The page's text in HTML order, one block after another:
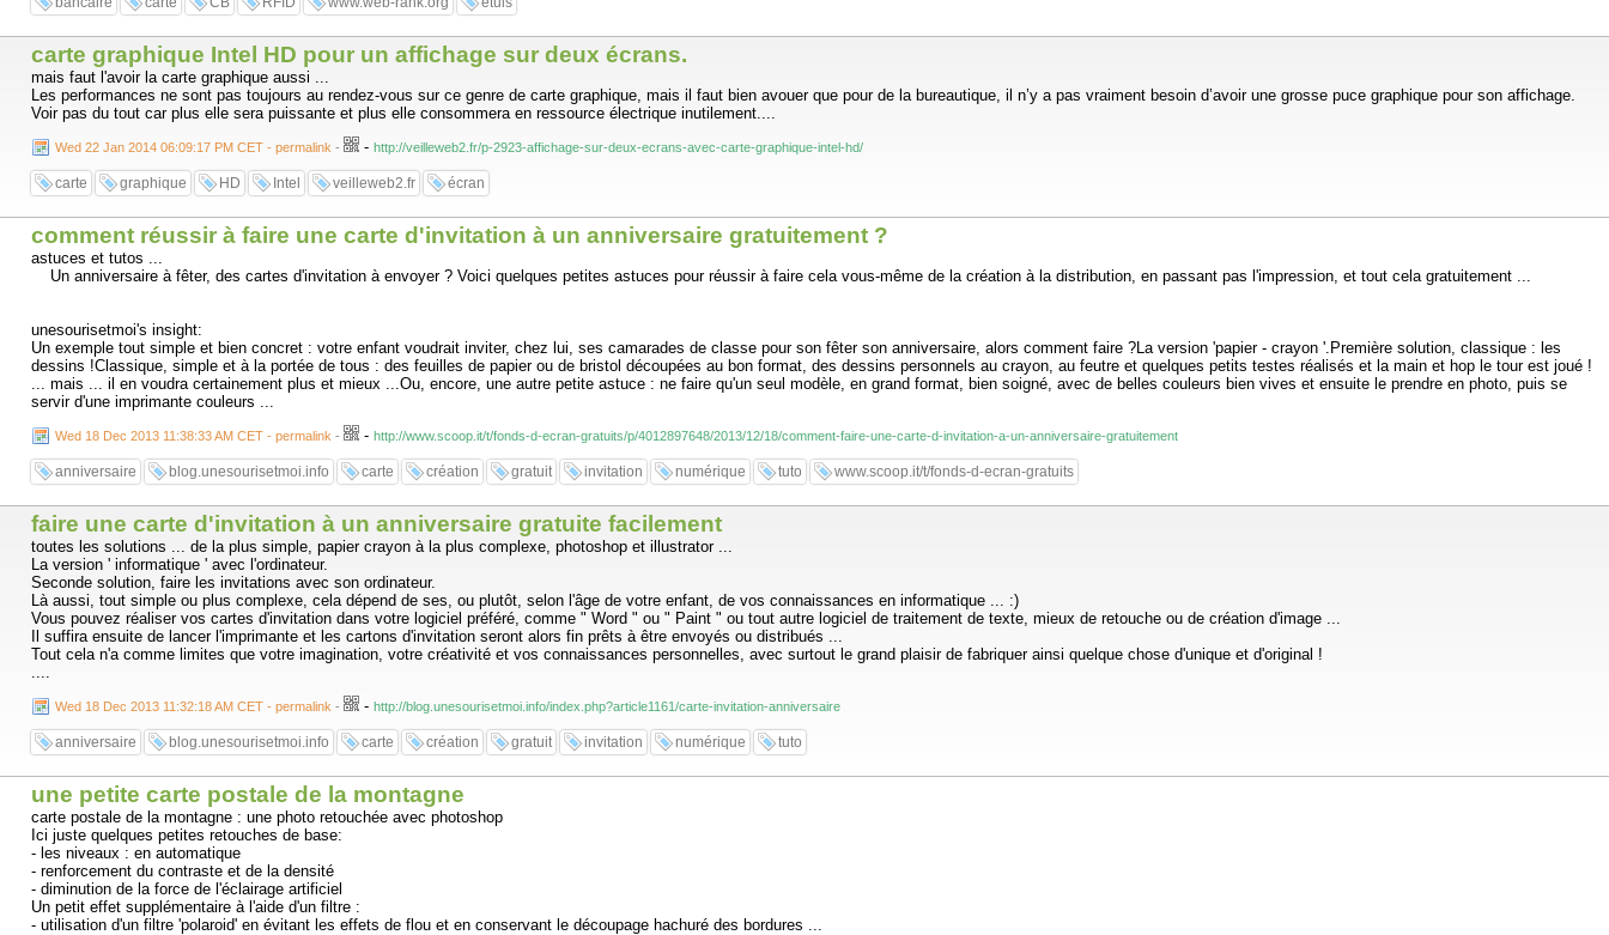
carte graphique Intel HD pour un affichage sur deux écrans.
mais faut l'avoir la carte graphique aussi ...
Les performances ne sont pas toujours au rendez-vous sur ce genre de carte graphique, mais il faut bien avouer que pour de la bureautique, il n’y a pas vraiment besoin d’avoir une grosse puce graphique pour son affichage.
Voir pas du tout car plus elle sera puissante et plus elle consommera en ressource électrique inutilement....
Wed 22 Jan 2014 06:09:17 PM CET - permalink - - http://veilleweb2.fr/p-2923-affichage-sur-deux-ecrans-avec-carte-graphique-intel-hd/
carte graphique HD Intel veilleweb2.fr écran
comment réussir à faire une carte d'invitation à un anniversaire gratuitement ?
astuces et tutos ...
Un anniversaire à fêter, des cartes d'invitation à envoyer ? Voici quelques petites astuces pour réussir à faire cela vous-même de la création à la distribution, en passant pas l'impression, et tout cela gratuitement ...
unesourisetmoi's insight:
Un exemple tout simple et bien concret : votre enfant voudrait inviter, chez lui, ses camarades de classe pour son fêter son anniversaire, alors comment faire ?La version 'papier - crayon '.Première solution, classique : les
dessins !Classique, simple et à la portée de tous : des feuilles de papier ou de bristol découpées au bon format, des dessins personnels au crayon, au feutre et quelques petits testes réalisés et la main et hop le tour est joué !
... mais ... il en voudra certainement plus et mieux ...Ou, encore, une autre petite astuce : ne faire qu'un seul modèle, en grand format, bien soigné, avec de belles couleurs bien vives et ensuite le prendre en photo, puis se
servir d'une imprimante couleurs ...
Wed 18 Dec 2013 11:38:33 AM CET - permalink - - http://www.scoop.it/t/fonds-d-ecran-gratuits/p/4012897648/2013/12/18/comment-faire-une-carte-d-invitation-a-un-anniversaire-gratuitement
anniversaire blog.unesourisetmoi.info carte création gratuit invitation numérique tuto www.scoop.it/t/fonds-d-ecran-gratuits
faire une carte d'invitation à un anniversaire gratuite facilement
toutes les solutions ... de la plus simple, papier crayon à la plus complexe, photoshop et illustrator ...
La version ' informatique ' avec l'ordinateur.
Seconde solution, faire les invitations avec son ordinateur.
Là aussi, tout simple ou plus complexe, cela dépend de ses, ou plutôt, selon l'âge de votre enfant, de vos connaissances en informatique ... :)
Vous pouvez réaliser vos cartes d'invitation dans votre logiciel préféré, comme " Word " ou " Paint " ou tout autre logiciel de traitement de texte, mieux de retouche ou de création d'image ...
Il suffira ensuite de lancer l'imprimante et les cartons d'invitation seront alors fin prêts à être envoyés ou distribués ...
Tout cela n'a comme limites que votre imagination, votre créativité et vos connaissances personnelles, avec surtout le grand plaisir de fabriquer ainsi quelque chose d'unique et d'original !
....
Wed 18 Dec 2013 11:32:18 AM CET - permalink - - http://blog.unesourisetmoi.info/index.php?article1161/carte-invitation-anniversaire
anniversaire blog.unesourisetmoi.info carte création gratuit invitation numérique tuto
une petite carte postale de la montagne
carte postale de la montagne : une photo retouchée avec photoshop
Ici juste quelques petites retouches de base:
- les niveaux : en automatique
- renforcement du contraste et de la densité
- diminution de la force de l'éclairage artificiel
Un petit effet supplémentaire à l'aide d'un filtre :
- utilisation d'un filtre 'polaroid' en évitant les effets de flou et en conservant le découpage hachuré des bordures ...